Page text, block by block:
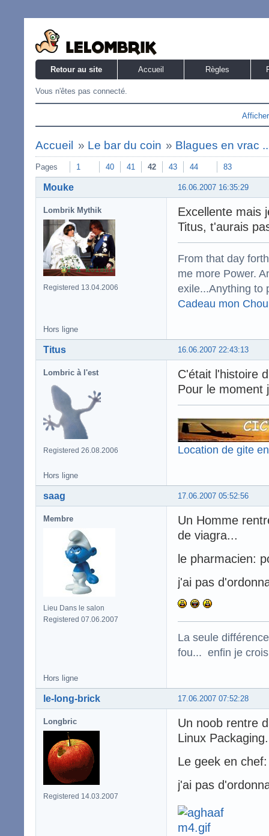
Retour au site Accueil Règles
Vous n'êtes pas connecté.
Accueil » Le bar du coin » Blagues en vrac
Pages 1 40 41 42 43 44 83
16.06.2007 16:35:29
Mouke
Lombrik Mythik
Registered 13.04.2006
Excellente mais
Titus, t'aurais
From that day
me more Power.
exile...Anything to
Cadeau mon
Hors ligne
16.06.2007 22:43:13
Titus
Lombric à l'est
Registered 26.08.2006
C'était l'histoire
Pour le moment
Location de gite
Hors ligne
17.06.2007 05:52:56
saag
Membre
Lieu Dans le salon
Registered 07.06.2007
Un Homme
de viagra...
le pharmacien:
j'ai pas
La seule
fou... enfin je
Hors ligne
17.06.2007 07:52:28
le-long-brick
Longbric
Registered 14.03.2007
Un noob rentre
Linux
Le geek en
j'ai pas